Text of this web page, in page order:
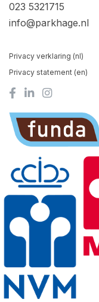
023 5321715
info@parkhage.nl
Privacy verklaring (nl)
Privacy statement (en)